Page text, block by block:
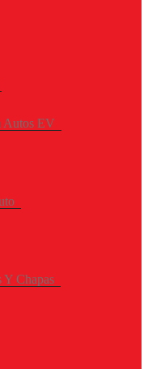
Autos EV
Y Chapas